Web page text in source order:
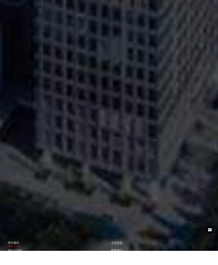
理论著作 企业文化
资讯与活动 联系我们